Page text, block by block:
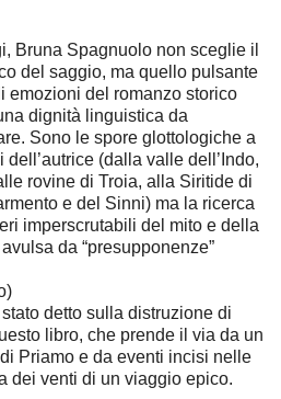
Bruna Spagnuolo non sceglie il
del saggio, ma quello pulsante
emozioni del romanzo storico
dignità linguistica da
Sono le spore glottologiche a
(dalla valle dell’Indo,
rovine di Troia, alla Siritide di
e del Sinni) ma la ricerca
imperscrutabili del mito e della
da “presupponenze”
detto sulla distruzione di
libro, che prende il via da un
Priamo e da eventi incisi nelle
dei venti di un viaggio epico.